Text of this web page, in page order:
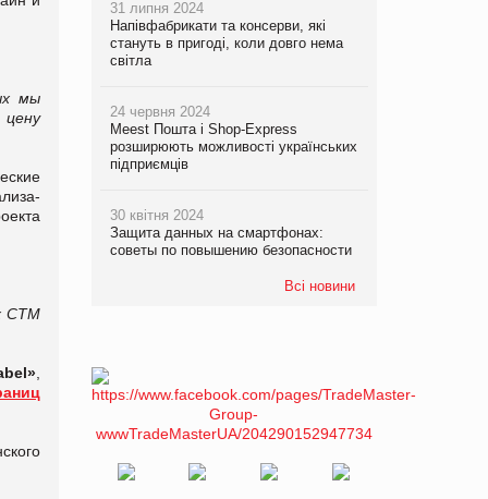
мы
СТМ
,
31 липня 2024
Напівфабрикати та консерви, які
стануть в пригоді, коли довго нема
світла
24 червня 2024
Meest Пошта і Shop-Express
розширюють можливості українських
підприємців
30 квітня 2024
Защита данных на смартфонах:
советы по повышению безопасности
Всі новини